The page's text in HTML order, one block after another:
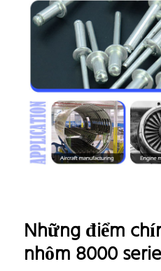
Những điểm
nhôm 8000